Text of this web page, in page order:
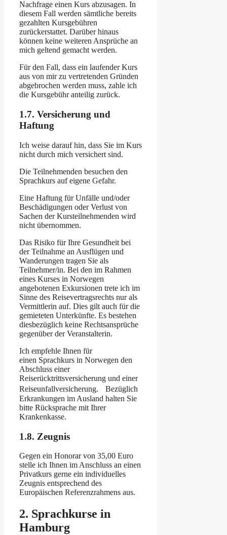
Nachfrage einen Kurs abzusagen. In
diesem Fall werden sämtliche bereits
gezahlten Kursgebühren
zurückerstattet. Darüber hinaus
können keine weiteren Ansprüche an
mich geltend gemacht werden.
Für den Fall, dass ein laufender Kurs
aus von mir zu vertretenden Gründen
abgebrochen werden muss, zahle ich
die Kursgebühr anteilig zurück.
1.7. Versicherung und
Haftung
Ich weise darauf hin, dass Sie im Kurs
nicht durch mich versichert sind.
Die Teilnehmenden besuchen den
Sprachkurs auf eigene Gefahr.
Eine Haftung für Unfälle und/oder
Beschädigungen oder Verlust von
Sachen der Kursteilnehmenden wird
nicht übernommen.
Das Risiko für Ihre Gesundheit bei
der Teilnahme an Ausflügen und
Wanderungen tragen Sie als
Teilnehmer/in. Bei den im Rahmen
eines Kurses in Norwegen
angebotenen Exkursionen trete ich im
Sinne des Reisevertragsrechts nur als
Vermittlerin auf. Dies gilt auch für die
gemieteten Unterkünfte. Es bestehen
diesbezüglich keine Rechtsansprüche
gegenüber der Veranstalterin.
Ich empfehle Ihnen für
einen Sprachkurs in Norwegen den
Abschluss einer
Reiserücktrittsversicherung und einer
Reiseunfallversicherung. Bezüglich
Erkrankungen im Ausland halten Sie
bitte Rücksprache mit Ihrer
Krankenkasse.
1.8. Zeugnis
Gegen ein Honorar von 35,00 Euro
stelle ich Ihnen im Anschluss an einen
Privatkurs gerne ein individuelles
Zeugnis entsprechend des
Europäischen Referenzrahmens aus.
2. Sprachkurse in
Hamburg